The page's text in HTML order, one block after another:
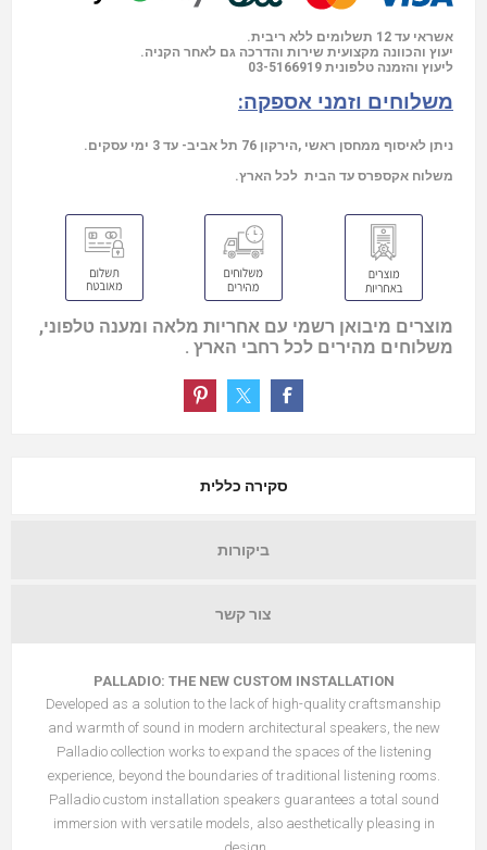
אשראי עד 12 תשלומים ללא ריבית.
יעוץ והכוונה מקצועית שירות והדרכה גם לאחר הקניה.
ליעוץ והזמנה טלפונית 03-5166919
משלוחים וזמני אספקה:
ניתן לאיסוף ממחסן ראשי ,הירקון 76 תל אביב- עד 3 ימי עסקים.
משלוח אקספרס עד הבית לכל הארץ.
מוצרים מיבואן רשמי עם אחריות מלאה ומענה טלפוני,
משלוחים מהירים לכל רחבי הארץ .
סקירה כללית
ביקורות
צור קשר
PALLADIO: THE NEW CUSTOM INSTALLATION
Developed as a solution to the lack of high-quality craftsmanship
and warmth of sound in modern architectural speakers, the new
Palladio collection works to expand the spaces of the listening
experience, beyond the boundaries of traditional listening rooms.
Palladio custom installation speakers guarantees a total sound
immersion with versatile models, also aesthetically pleasing in